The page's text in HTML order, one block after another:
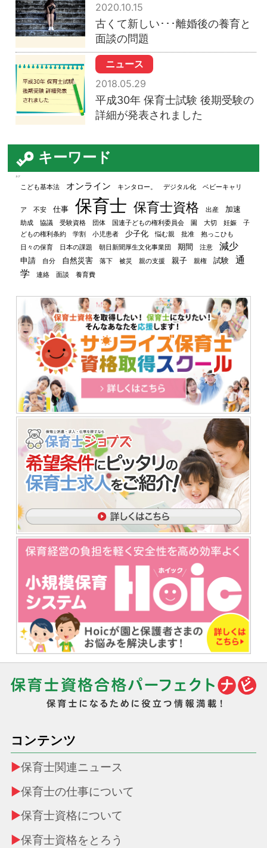
2020.10.15
古くて新しい･･･離婚後の養育と
面談の問題
ニュース
2018.05.29
平成30年 保育士試験 後期受験の
詳細が発表されました
キーワード
タグ
こども基本法 オンライン キンタロー。 デジタル化 ベビーキャリ
ア 不安 仕事 保育士 保育士資格 出産 加速
助成 協議 受験資格 団体 国連子どもの権利委員会 園 大切 妊娠
子
どもの権利条約
学割 小児患者 少子化 悩む親 批准
抱っこひも
日々の保育
日本の課題 朝日新聞厚生文化事業団 期間 注意 減少
申請 自分 自然災害 落下 被災 親の支援 親子 親権 試験
通
学
連絡 面談 養育費
コンテンツ
保育士関連ニュース
保育士の仕事について
保育士資格について
保育士資格をとろう